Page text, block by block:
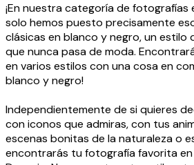
¡En nuestra categoría de fotografías
solo hemos puesto precisamente
clásicas en blanco y negro, un estilo
que nunca pasa de moda.
en varios estilos con una cosa en
blanco y negro!
Independientemente de si quieres
con iconos que admiras, con tus
escenas bonitas de la naturaleza o
encontrarás tu fotografía favorita